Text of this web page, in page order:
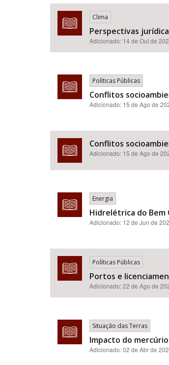
Clima
Perspectivas
Adicionado: 14 de Out de
Políticas Públicas
Conflitos
Adicionado: 15 de Ago de
Conflitos
Adicionado: 15 de Ago de
Energia
Hidrelétrica do Bem
Adicionado: 12 de Jun de
Políticas Públicas
Portos e
Adicionado:22 de Ago de
Situação das Terras
Impacto do
Adicionado:02 de Abr de